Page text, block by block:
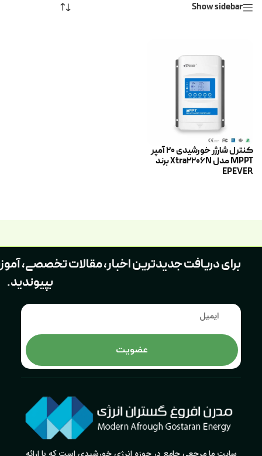
Show sidebar
کنترل شارژر خورشیدی 20 آمپر
MPPT مدل Xtra2206N برند
EPEVER
برای دریافت جدیدترین اخبار، مقالات تخصصی،
بپیوندید.
عضویت